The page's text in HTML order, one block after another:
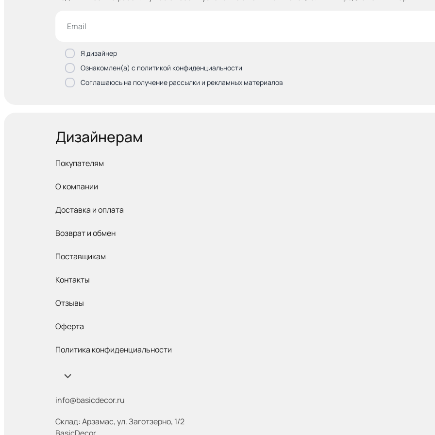
Я дизайнер
Ознакомлен(а) с политикой конфиденциальности
Соглашаюсь на получение рассылки и рекламных материалов
Дизайнерам
Покупателям
О компании
Доставка и оплата
Возврат и обмен
Поставщикам
Контакты
Отзывы
Оферта
Политика конфиденциальности
info@basicdecor.ru
Склад: Арзамас,ул. Заготзерно, 1/2